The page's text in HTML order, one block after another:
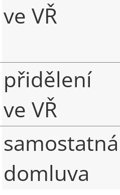
ve VŘ
přidělení
ve VŘ
samostatná
domluva